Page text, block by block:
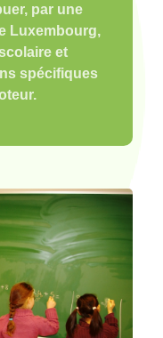
par une
Luxembourg,
et
spécifiques